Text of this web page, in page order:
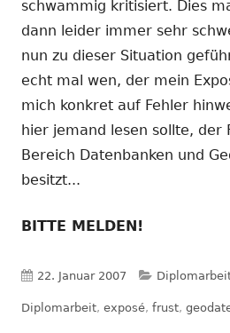
schwammig kritisiert. Dies
dann leider immer sehr
nun zu dieser Situation
echt mal wen, der mein
mich konkret auf Fehler
hier jemand lesen sollte, der
Bereich Datenbanken und
besitzt...
BITTE MELDEN!
Veröffentlicht
am
22. Januar 2007 Kategorien
Diplomarbeit, exposé, frust,